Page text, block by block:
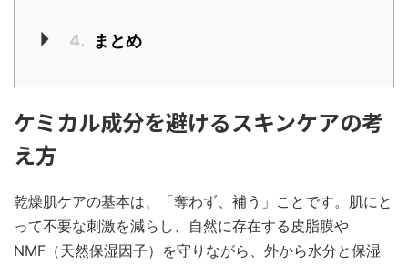
4. まとめ
ケミカル成分を避けるスキンケアの考
え方
乾燥肌ケアの基本は、「奪わず、補う」ことです。肌にと
って不要な刺激を減らし、自然に存在する皮脂膜や
NMF（天然保湿因子）を守りながら、外から水分と保湿